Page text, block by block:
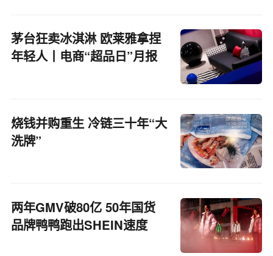
茅台狂卖冰淇淋 欧莱雅拿捏
年轻人丨电商“超品日”月报
烧钱并购重生 冷链三十年“大
洗牌”
两年GMV破80亿 50年国货
品牌鸭鸭跑出SHEIN速度